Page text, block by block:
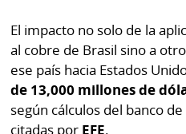
El impacto no solo de la
al cobre de Brasil sino a
ese país hacia Estados
de 13,000 millones de
según cálculos del banco
citadas por EFE.